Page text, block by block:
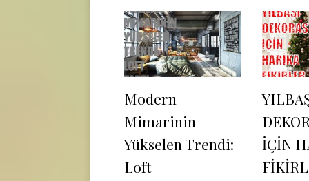
Modern
Mimarinin
Yükselen Trendi:
Loft
İÇİN